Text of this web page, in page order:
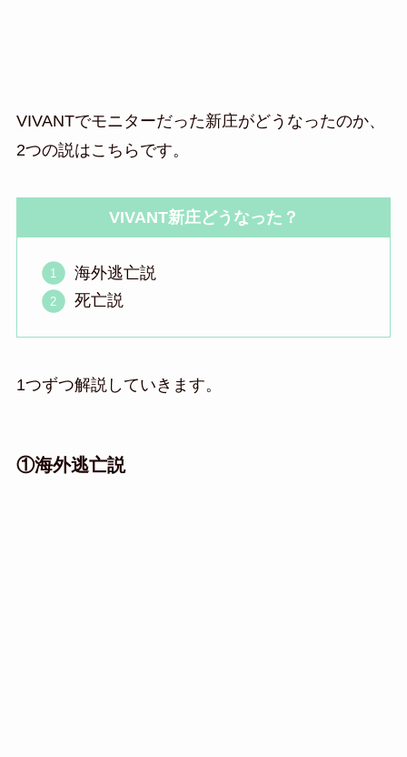
VIVANTでモニターだった新庄がどうなったのか、
2つの説はこちらです。
VIVANT新庄どうなった？
海外逃亡説
死亡説
1つずつ解説していきます。
①海外逃亡説